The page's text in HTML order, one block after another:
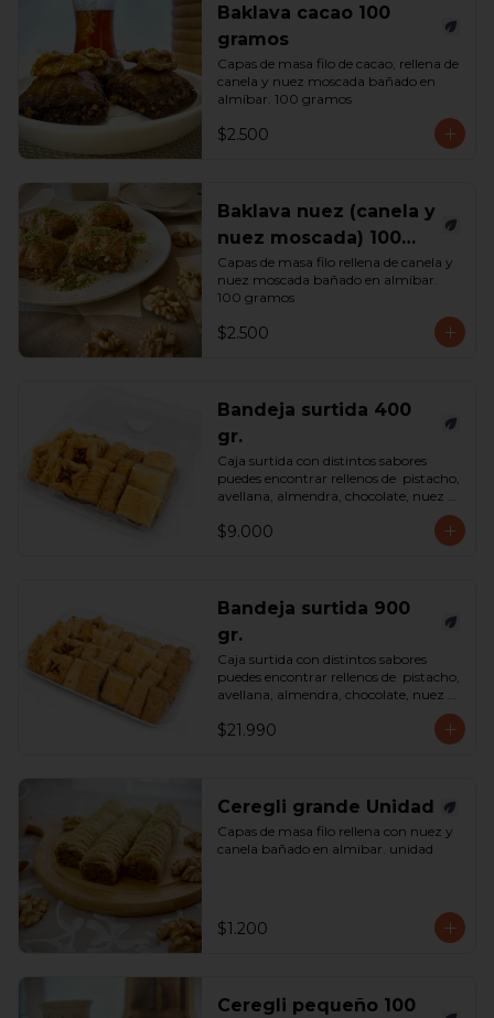
Baklava cacao 100
gramos
Capas de masa filo de cacao, rellena de
canela y nuez moscada bañado en
almíbar. 100 gramos
$2.500
Baklava nuez (canela y
nuez moscada) 100
gramos
Capas de masa filo rellena de canela y
nuez moscada bañado en almíbar.
100 gramos
$2.500
Bandeja surtida 400
gr.
Caja surtida con distintos sabores
puedes encontrar rellenos de  pistacho,
avellana, almendra, chocolate, nuez y
*Surtido enviado sujeto a
$9.000
Bandeja surtida 900
gr.
Caja surtida con distintos sabores
puedes encontrar rellenos de  pistacho,
avellana, almendra, chocolate, nuez y
*Surtido enviado sujeto a
$21.990
Ceregli grande Unidad
Capas de masa filo rellena con nuez y
canela bañado en almibar. unidad
$1.200
Ceregli pequeño 100